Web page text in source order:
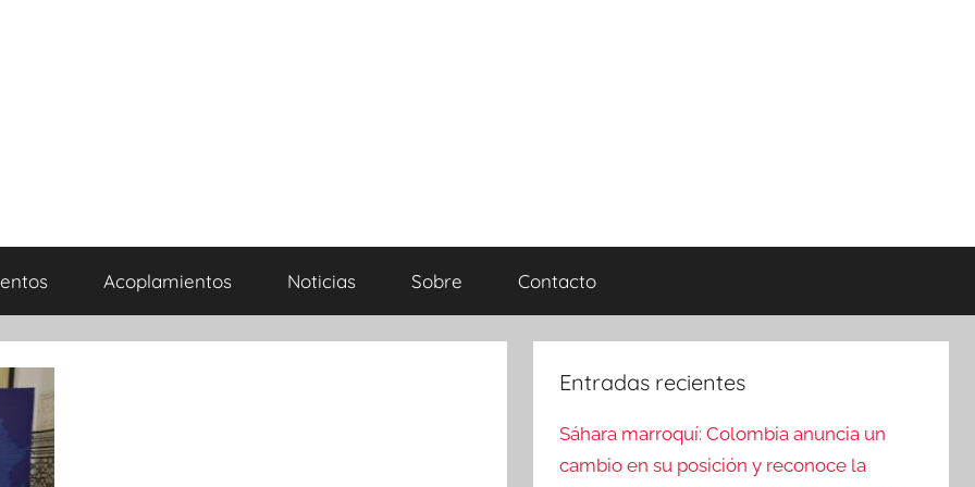
Acoplamientos Noticias Sobre Contacto
Entradas recientes
Sáhara marroquí: Colombia anuncia un
cambio en su posición y reconoce la